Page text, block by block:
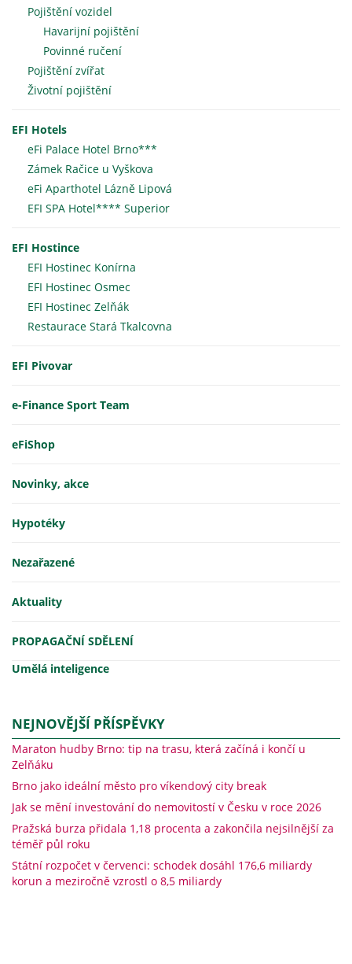
Pojištění vozidel
Havarijní pojištění
Povinné ručení
Pojištění zvířat
Životní pojištění
EFI Hotels
eFi Palace Hotel Brno***
Zámek Račice u Vyškova
eFi Aparthotel Lázně Lipová
EFI SPA Hotel**** Superior
EFI Hostince
EFI Hostinec Konírna
EFI Hostinec Osmec
EFI Hostinec Zelňák
Restaurace Stará Tkalcovna
EFI Pivovar
e-Finance Sport Team
eFiShop
Novinky, akce
Hypotéky
Nezařazené
Aktuality
PROPAGAČNÍ SDĚLENÍ
Umělá inteligence
NEJNOVĚJŠÍ PŘÍSPĚVKY
Maraton hudby Brno: tip na trasu, která začíná i končí u
Zelňáku
Brno jako ideální město pro víkendový city break
Jak se mění investování do nemovitostí v Česku v roce 2026
Pražská burza přidala 1,18 procenta a zakončila nejsilnější za
téměř půl roku
Státní rozpočet v červenci: schodek dosáhl 176,6 miliardy
korun a meziročně vzrostl o 8,5 miliardy